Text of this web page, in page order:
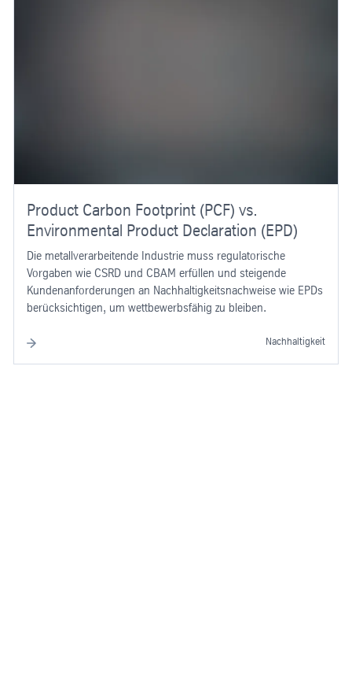
Product Carbon Footprint (PCF) vs.
Environmental Product Declaration (EPD)
Die metallverarbeitende Industrie muss regulatorische
Vorgaben wie CSRD und CBAM erfüllen und steigende
Kundenanforderungen an Nachhaltigkeitsnachweise wie EPDs
berücksichtigen, um wettbewerbsfähig zu bleiben.
Nachhaltigkeit